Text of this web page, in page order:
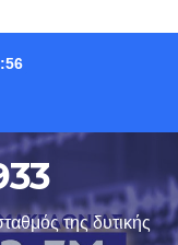
της δυτικής